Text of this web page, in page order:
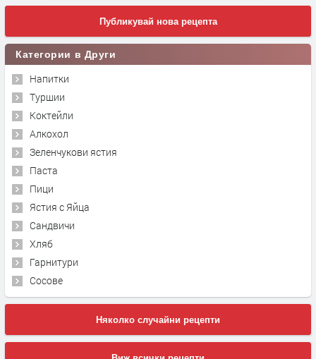
Публикувай нова рецепта
Категории в Други
Напитки
Туршии
Коктейли
Алкохол
Зеленчукови ястия
Паста
Пици
Ястия с Яйца
Сандвичи
Хляб
Гарнитури
Сосове
Няколко случайни рецепти